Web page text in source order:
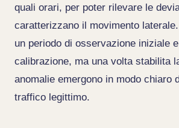
quali orari, per poter rilevare le
caratterizzano il movimento
un periodo di osservazione iniziale
calibrazione, ma una volta stabilita
anomalie emergono in modo chiaro
traffico legittimo.